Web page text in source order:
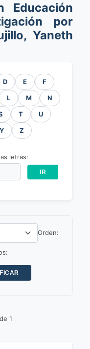
Educación
por
Yaneth
D E F
L M N
T U
Y Z
letras:
Orden:
1